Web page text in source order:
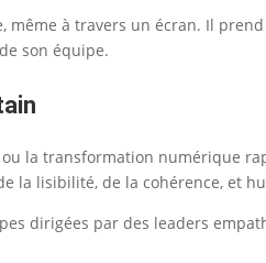
à travers un écran. Il prend
son équipe.
la transformation numérique
la lisibilité, de la cohérence, et
dirigées par des leaders